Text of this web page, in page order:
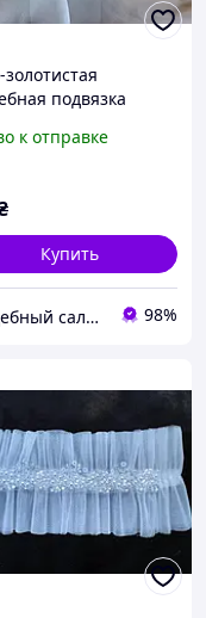
подвязка
к отправке
Купить
Свадебный салон "ПРИНЦЕССА" 98%